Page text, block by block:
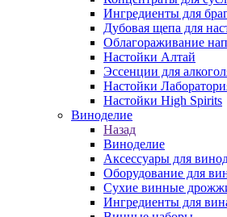
Ингредиенты для
Дубовая щепа для
Облагораживание
Настойки Алтай
Эссенции для
Настойки
Настойки High Spirits
Виноделие
Назад
Виноделие
Аксессуары для
Оборудование для
Сухие винные
Ингредиенты для